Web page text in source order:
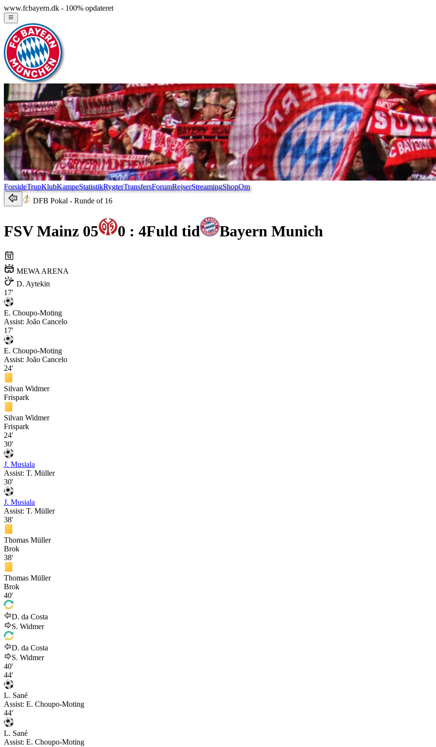
www.fcbayern.dk - 100% opdateret
ForsideTrupKlubKampeStatistikRygterTransfersForumRejserStreamingShopOm
DFB Pokal - Runde of 16
FSV Mainz 05 0 : 4Fuld tid Bayern Munich
MEWA ARENA
D. Aytekin
17'
E. Choupo-Moting
Assist: João Cancelo
17'
E. Choupo-Moting
Assist: João Cancelo
24'
Silvan Widmer
Frispark
Silvan Widmer
Frispark
24'
30'
J. Musiala
Assist: T. Müller
30'
J. Musiala
Assist: T. Müller
38'
Thomas Müller
Brok
38'
Thomas Müller
Brok
40'
D. da Costa
S. Widmer
D. da Costa
S. Widmer
40'
44'
L. Sané
Assist: E. Choupo-Moting
44'
L. Sané
Assist: E. Choupo-Moting